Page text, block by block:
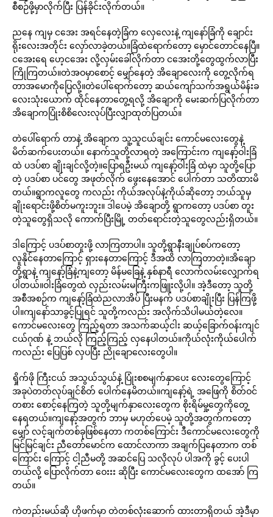
စီစဉ်ဖို့မှာလိုက်ပြီး ပြန်ခိုင်းလိုက်တယ်။
ညနေ ကျမှ ငအေး အရင်နေတဲ့ခြံက လှေလေးနဲ့ ကျနော်ခြံကို ချောင်း
ရိုးလေးအတိုင်း လှော်လာခဲ့တယ်။ခြံထဲရောက်တော့ မှောင်တောင်နေပြီ။
ငအေးရေ ဟေ့ငအေး လို့လှမ်းခေါ်လိုက်တာ ငအေးတို့တွေထွက်လာပြီး
ကြိုကြတယ်။တဲအဝမှာစောင့် မျှော်နေတဲ့ အိချောလေးကို တွေ့လိုက်ရ
တာအမောကိုပြေလို့။တဲပေါ်ရောက်တော့ ဆယ်ကျော်သက်အရွယ်မိန်းခ
လေးသုံးယောက် ထိုင်နေတာတွေ့ရလို့ အိချောကို မေးဆက်ပြလိုက်တာ
အိချောကပြုံးစိစိလေးလုပ်ပြီးလျှာထုတ်ပြတယ်။
တဲပေါ်ရောက် တာနဲ့ အိချောက သူ့သူငယ်ချင်း ကောင်မလေးတွေနဲ့
မိတ်ဆက်ပေးတယ်။ နောက်သူတို့လာရတဲ့ အကြောင်းက ကျနော့်ဝါးခြံ
ထဲ ပဒပ်စာ ချိုးချင်လို့တဲ့။ပြောရဦးမယ် ကျနော့်ဝါးခြံ ထဲမှာ သူတို့ပြော
တဲ့ ပဒပ်စာ ပင်တွေ အဖုတ်လိုက် ဖွေးနေအောင် ပေါက်တာ သတိထားမိ
တယ်။ရွာကလူတွေ ကလည်း ကိုယ်အလုပ်နဲ့ကိုယ်ဆိုတော့ ဘယ်သူမှ
ချိုးရောင်းဖို့စိတ်မကူးဘူး။ ဒါပေမဲ့ အိချောတို့ ရွာကတော့ ပဒပ်စာ တူး
တဲ့သူတွေရှိသလို ကောက်ပြီးမြို့ တတ်ရောင်းတဲ့သူတွေလည်းရှိတယ်။
ဒါကြောင့် ပဒပ်စာတူးဖို့ လာကြတာပါ။ သူတို့ရွာနီးချုပ်စပ်ကတော့
လူနိုင်နေတာကြောင့် ရှားနေတာကြောင့် ဒီအထိ လာကြတာတဲ့။အိချော
တို့ရွာနဲ့ ကျနော့်ခြံနဲ့ကျတော့ မိန်မခြေနဲ့ နှစ်နာရီ လောက်လမ်းလျှောက်ရ
ပါတယ်။ဝါးခြံတွေထဲ လှည်းလမ်းမကြီးကဖြူးလို့ပါ။ အဲ့ဒီတော့ သူတို့
အစီအစဉ်က ကျနော့်ခြံထဲညလာအိပ် ပြီးမနက် ပဒပ်စာချိုးပြီး ပြန်ကြဖို့
ပါ။ကျနော်သာခွင့်ပြုရင် သူတို့ကလည်း အလိုက်သိပါမယ်တဲ့လေ။
ကောင်မလေးတွေ ကြည့်ရတာ အသက်ဆယ့်ငါး ဆယ့်ခြောက်ဝန်းကျင်
ငယ်ဂုဏ် နဲ့ ဘယ်လို ကြည့်ကြည့် လှနေပါတယ်။ကိုယ်လုံးကိုယ်ပေါက်
ကလည်း ပြေပြစ် လှပပြီး ညိုချောလေးတွေပါ။
ရှိုက်ဖို ကြီးငယ် အသွယ်သွယ်နဲ့ ပြုံးစစမျက်နှာပေး လေးတွေကြောင့်
အခုပဲတတ်လုပ်ချင်စိတ် ပေါက်နေမိတယ်။ကျနော့်ရဲ့ အဖြေကို စိတ်ဝင်
တစား စောင့်နေကြတဲ့ သူတို့မျက်နှာလေးတွေက စိုးရိမ်မှု့တွေကိုတွေ့
နေရတယ်။ကျနော့်အတွက် ဘာမှ မဟုတ်ပေမဲ့ သူတို့အတွက်ကတော့
မျှော် လင့်ချက်တစ်ခုဖြစ်နေတာ ကတစ်ကြောင်း ဒီကောင်မလေးတွေကို
မြင်မြင်ချင်း ညီတော်မောင်က ထောင်လာကာ အချက်ပြနေတာက တစ်
ကြောင်း ကြောင့် ငါ့ညီမတို့ အဆင်ပြေ သလိုလုပ် ပါအကို ခွင့် ပေးပါ
တယ်လို့ ပြောလိုက်တာ ဝေးးး ဆိုပြီး ကောင်မလေးတွေက ထအော် ကြ
တယ်။
ကဲတည်းမယ်ဆို ဟိုဖက်မှာ တဲတစ်လုံးဆောက် ထားတာရှိတယ် အဲ့ဒီမှာ